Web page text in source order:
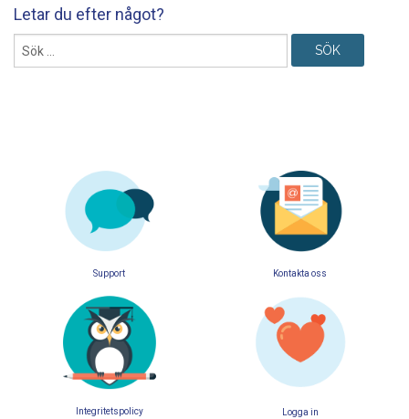
Letar du efter något?
Sök
Support Kontakta oss
Integritetspolicy Logga in